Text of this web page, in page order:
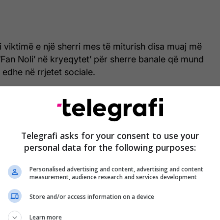
viktimë e një sherri mes të miturish disa muaj më
Noli’ në kryeqytet’ për sherre banale që mund
në rrjetet sociale.
e ngjarjes, 14-vjeçarin Mario Përlleshajn, i cili
shkolle me viktimën.
së përdorur nga autori i ngjarjes pranë
u zbuluan dy profile ADN.
Martin Cani, ndërsa tjetri shokut të tij, i cili
me iniciale L.M. /Telegrafi/
Telegrafi asks for your consent to use your
personal data for the following purposes:
Personalised advertising and content, advertising and content
measurement, audience research and services development
Store and/or access information on a device
Learn more